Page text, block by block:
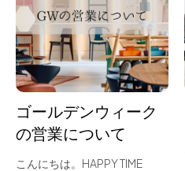
ゴールデンウィーク
の営業について
こんにちは。HAPPY TIME